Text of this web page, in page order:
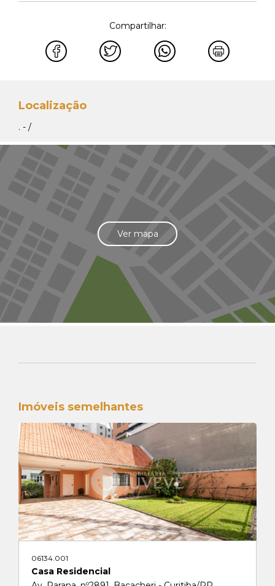
Compartilhar:
Localização
. - /
Ver mapa
Imóveis semelhantes
06134.001
Casa Residencial